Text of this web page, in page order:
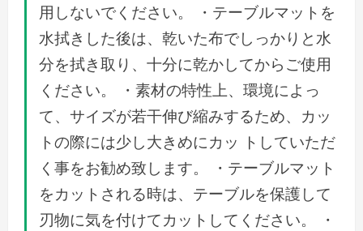
用しないでください。 ・テーブルマットを
水拭きした後は、乾いた布でしっかりと水
分を拭き取り、十分に乾かしてからご使用
ください。 ・素材の特性上、環境によっ
て、サイズが若干伸び縮みするため、カッ
トの際には少し大きめにカッ トしていただ
く事をお勧め致します。 ・テーブルマット
をカットされる時は、テーブルを保護して
刃物に気を付けてカットしてください。 ・